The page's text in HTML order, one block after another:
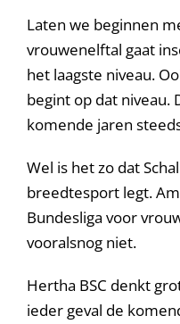
Laten we beginnen
vrouwenelftal gaat
het laagste niveau.
begint op dat niveau.
komende jaren
Wel is het zo dat
breedtesport legt.
Bundesliga voor
vooralsnog niet.
Hertha BSC denkt
ieder geval de